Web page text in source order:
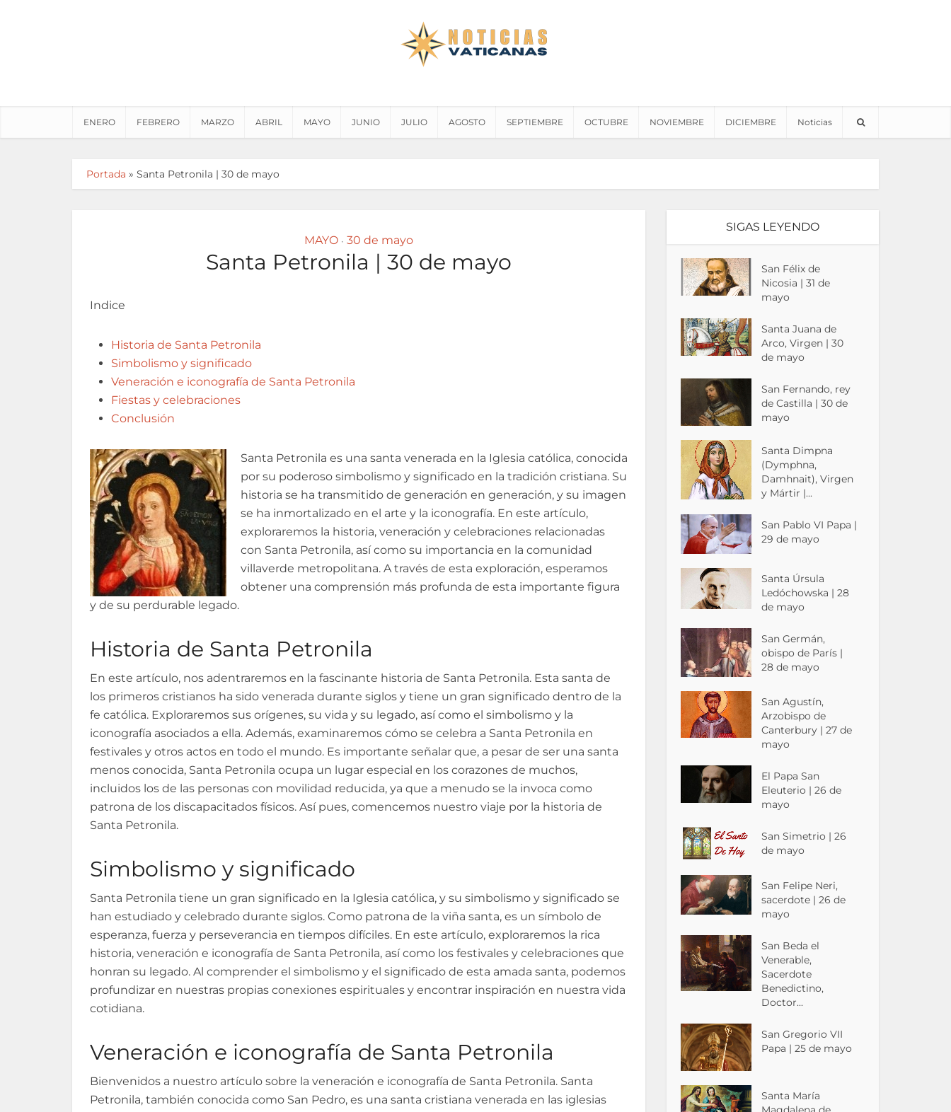
ENERO FEBRERO MARZO ABRIL MAYO JUNIO JULIO AGOSTO SEPTIEMBRE OCTUBRE NOVIEMBRE DICIEMBRE Noticias
Portada » Santa Petronila | 30 de mayo
MAYO • 30 de mayo
Santa Petronila | 30 de mayo
Indice
Historia de Santa Petronila
Simbolismo y significado
Veneración e iconografía de Santa Petronila
Fiestas y celebraciones
Conclusión
Santa Petronila es una santa venerada en la Iglesia católica, conocida
por su poderoso simbolismo y significado en la tradición cristiana. Su
historia se ha transmitido de generación en generación, y su imagen
se ha inmortalizado en el arte y la iconografía. En este artículo,
exploraremos la historia, veneración y celebraciones relacionadas
con Santa Petronila, así como su importancia en la comunidad
villaverde metropolitana. A través de esta exploración, esperamos
obtener una comprensión más profunda de esta importante figura
y de su perdurable legado.
Historia de Santa Petronila
En este artículo, nos adentraremos en la fascinante historia de Santa Petronila. Esta santa de
los primeros cristianos ha sido venerada durante siglos y tiene un gran significado dentro de la
fe católica. Exploraremos sus orígenes, su vida y su legado, así como el simbolismo y la
iconografía asociados a ella. Además, examinaremos cómo se celebra a Santa Petronila en
festivales y otros actos en todo el mundo. Es importante señalar que, a pesar de ser una santa
menos conocida, Santa Petronila ocupa un lugar especial en los corazones de muchos,
incluidos los de las personas con movilidad reducida, ya que a menudo se la invoca como
patrona de los discapacitados físicos. Así pues, comencemos nuestro viaje por la historia de
Santa Petronila.
Simbolismo y significado
Santa Petronila tiene un gran significado en la Iglesia católica, y su simbolismo y significado se
han estudiado y celebrado durante siglos. Como patrona de la viña santa, es un símbolo de
esperanza, fuerza y perseverancia en tiempos difíciles. En este artículo, exploraremos la rica
historia, veneración e iconografía de Santa Petronila, así como los festivales y celebraciones que
honran su legado. Al comprender el simbolismo y el significado de esta amada santa, podemos
profundizar en nuestras propias conexiones espirituales y encontrar inspiración en nuestra vida
cotidiana.
Veneración e iconografía de Santa Petronila
Bienvenidos a nuestro artículo sobre la veneración e iconografía de Santa Petronila. Santa
Petronila, también conocida como San Pedro, es una santa cristiana venerada en las iglesias
SIGAS LEYENDO
San Félix de
Nicosia | 31 de
mayo
Santa Juana de
Arco, Virgen | 30
de mayo
San Fernando, rey
de Castilla | 30 de
mayo
Santa Dimpna
(Dymphna,
Damhnait), Virgen
y Mártir |...
San Pablo VI Papa |
29 de mayo
Santa Úrsula
Ledóchowska | 28
de mayo
San Germán,
obispo de París |
28 de mayo
San Agustín,
Arzobispo de
Canterbury | 27 de
mayo
El Papa San
Eleuterio | 26 de
mayo
San Simetrio | 26
de mayo
San Felipe Neri,
sacerdote | 26 de
mayo
San Beda el
Venerable,
Sacerdote
Benedictino,
Doctor...
San Gregorio VII
Papa | 25 de mayo
Santa María